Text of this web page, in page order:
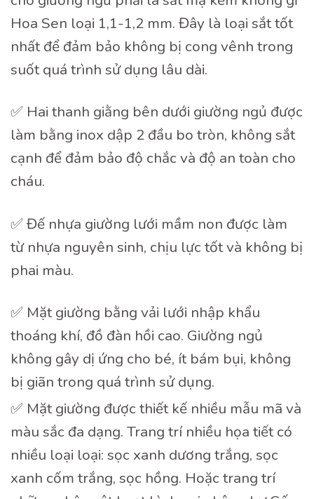
Hoa Sen loại 1,1-1,2 mm. Đây là loại sắt tốt
nhất để đảm bảo không bị cong vênh trong
suốt quá trình sử dụng lâu dài.
✅ Hai thanh giằng bên dưới giường ngủ được
làm bằng inox dập 2 đầu bo tròn, không sắt
cạnh để đảm bảo độ chắc và độ an toàn cho
cháu.
✅ Đế nhựa giường lưới mầm non được làm
từ nhựa nguyên sinh, chịu lực tốt và không bị
phai màu.
✅ Mặt giường bằng vải lưới nhập khẩu
thoáng khí, đồ đàn hồi cao. Giường ngủ
không gây dị ứng cho bé, ít bám bụi, không
bị giãn trong quá trình sử dụng.
✅ Mặt giường được thiết kế nhiều mẫu mã và
màu sắc đa dạng. Trang trí nhiều họa tiết có
nhiều loại loại: sọc xanh dương trắng, sọc
xanh cốm trắng, sọc hồng. Hoặc trang trí